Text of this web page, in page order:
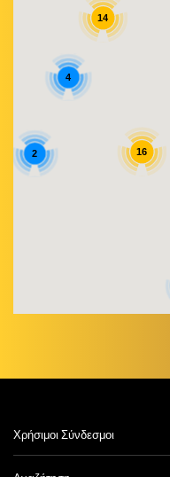
16
4
14
2
Χρήσιμοι Σύνδεσμοι